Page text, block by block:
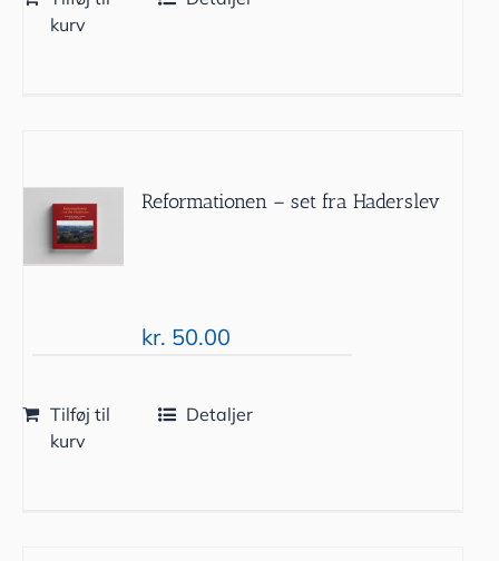
kurv
Reformationen – set fra Haderslev
kr. 50.00
Tilføj til
kurv
Detaljer